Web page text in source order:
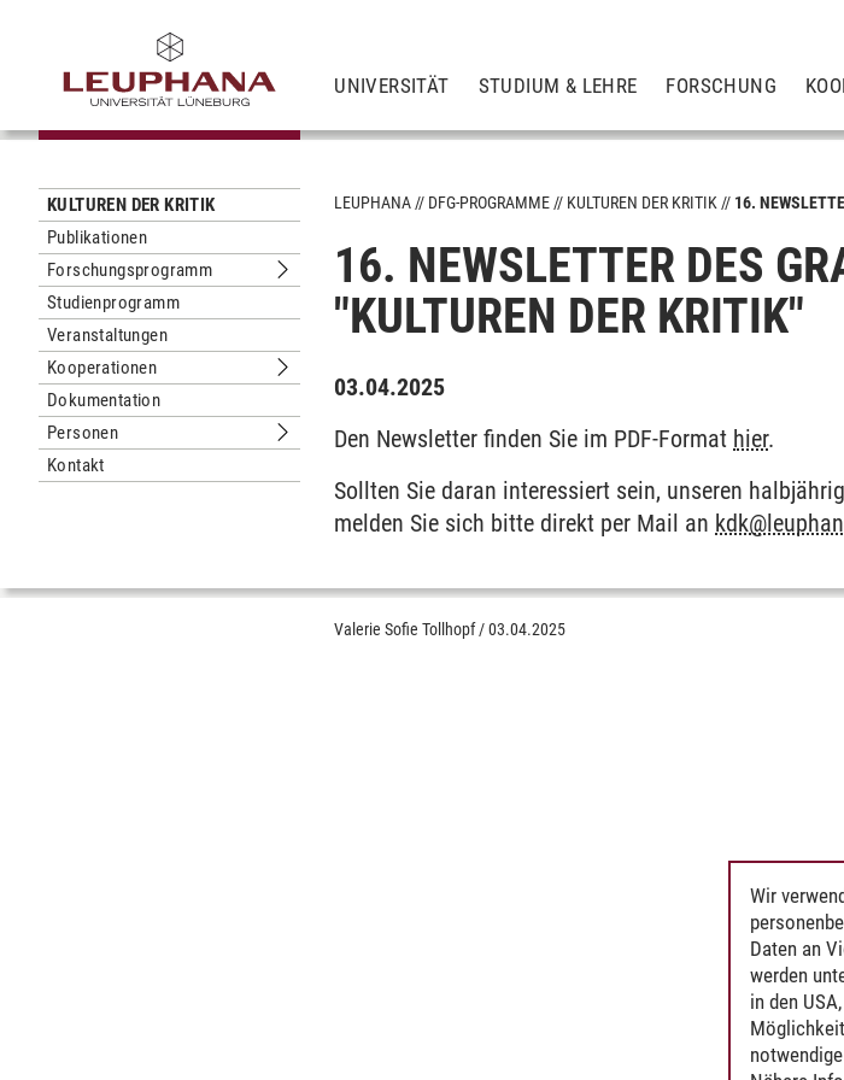
UNIVERSITÄT STUDIUM & LEHRE FORSCHUNG
KULTUREN DER KRITIK
Publikationen
Forschungsprogramm
Untermenu Forschungsprogramm
Studienprogramm
Veranstaltungen
Kooperationen
Untermenu Kooperationen
Dokumentation
Personen
Untermenu Personen
Kontakt
LEUPHANA DFG-PROGRAMME KULTUREN DER KRITIK 16.
16. NEWSLETTER DES
"KULTUREN DER KRITIK"
03.04.2025
Den Newsletter finden Sie im PDF-Format hier.
Sollten Sie daran interessiert sein, unseren
melden Sie sich bitte direkt per Mail an
Valerie Sofie Tollhopf/03.04.2025
Wir
Daten an
werden
in den